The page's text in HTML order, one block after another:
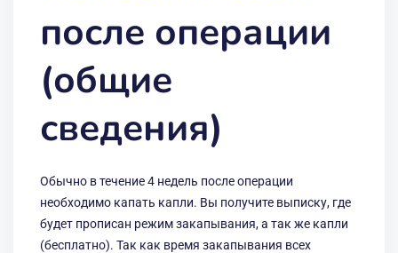
после операции
(общие
сведения)
Обычно в течение 4 недель после операции
необходимо капать капли. Вы получите выписку, где
будет прописан режим закапывания, а так же капли
(бесплатно). Так как время закапывания всех